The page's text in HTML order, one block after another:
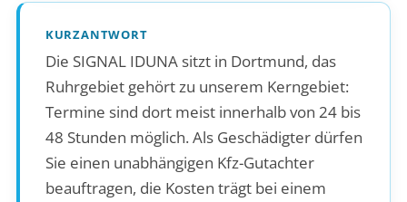
KURZANTWORT
Die SIGNAL IDUNA sitzt in Dortmund, das
Ruhrgebiet gehört zu unserem Kerngebiet:
Termine sind dort meist innerhalb von 24 bis
48 Stunden möglich. Als Geschädigter dürfen
Sie einen unabhängigen Kfz-Gutachter
beauftragen, die Kosten trägt bei einem